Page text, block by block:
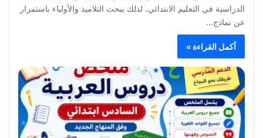
الدراسية في التعليم الابتدائي، لذلك يبحث التلاميذ والأولياء باستمرار
عن نماذج…
أكمل القراءة »